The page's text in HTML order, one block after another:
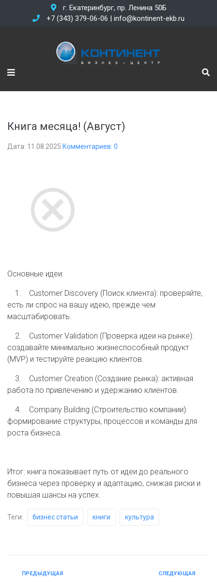
г. Екатеринбург, пр. Ленина 50Б
+7 (343) 379-06-06 | info@kontinent-ekb.ru
Книга месяца! (Август)
Дата: 11.08.2025 Комментариев: 0
Основные идеи:
1. Customer Discovery (Поиск клиента): проверяйте,
есть ли спрос на вашу идею, прежде чем
масштабировать.
2. Customer Validation (Проверка идеи на рынке):
создавайте минимально жизнеспособный продукт
(MVP) и тестируйте реакцию клиентов.
3. Customer Creation (Создание рынка): активная
работа по привлечению и удержанию клиентов.
4. Company Building (Строительство компании):
формирование структуры, процессов и команды для
роста бизнеса.
Итог: книга показывает путь от идеи до реального
бизнеса через проверку и адаптацию, снижая риски и
повышая шансы на успех.
Теги: бизнес статьи книги культура
ПРЕДЫДУЩАЯ СЛЕДУЮЩАЯ